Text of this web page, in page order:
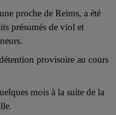
proche de Reims, a été
présumés de viol et
provisoire au cours
mois à la suite de la